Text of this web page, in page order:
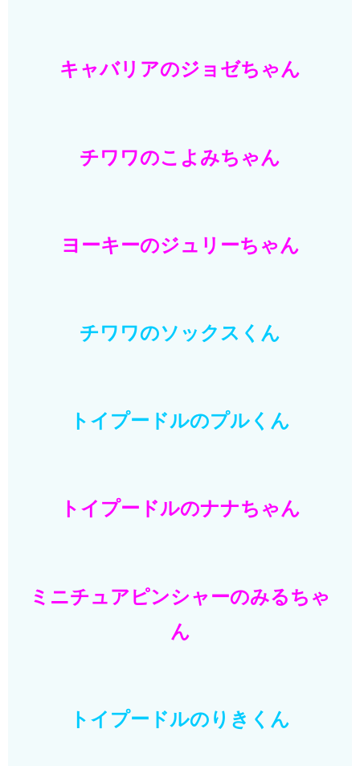
キャバリアのジョゼちゃん
チワワのこよみちゃん
ヨーキーのジュリーちゃん
チワワのソックスくん
トイプードルのプルくん
トイプードルのナナちゃん
ミニチュアピンシャーのみるちゃ
ん
トイプードルのりきくん